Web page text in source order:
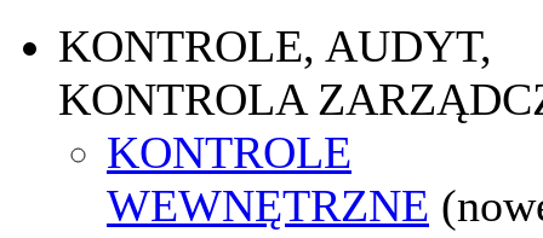
KONTROLE, AUDYT,
KONTROLA
KONTROLE
WEWNĘTRZNE